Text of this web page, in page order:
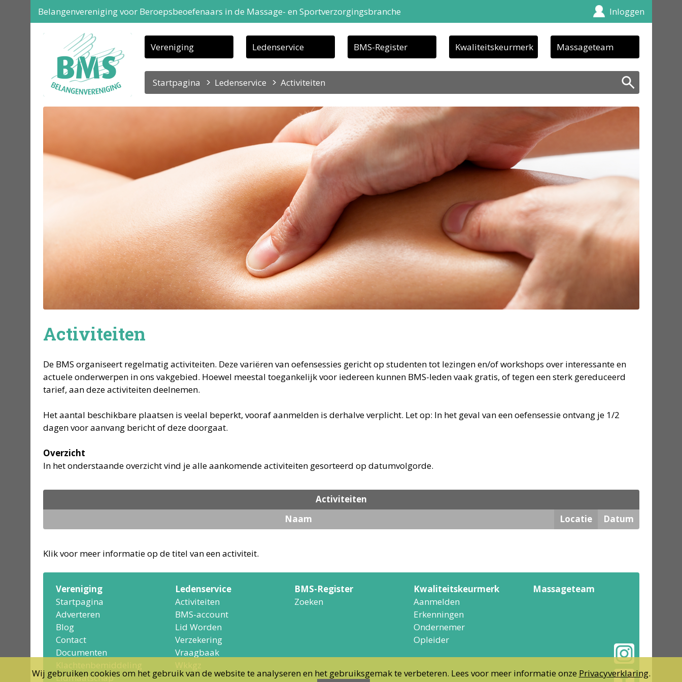
Belangenvereniging voor Beroepsbeoefenaars in de Massage- en Sportverzorgingsbranche Inloggen
Vereniging Ledenservice BMS-Register Kwaliteitskeurmerk Massageteam
Startpagina Ledenservice Activiteiten
Activiteiten
De BMS organiseert regelmatig activiteiten. Deze variëren van oefensessies gericht op studenten tot lezingen en/of workshops over interessante en
actuele onderwerpen in ons vakgebied. Hoewel meestal toegankelijk voor iedereen kunnen BMS-leden vaak gratis, of tegen een sterk gereduceerd
tarief, aan deze activiteiten deelnemen.
Het aantal beschikbare plaatsen is veelal beperkt, vooraf aanmelden is derhalve verplicht. Let op: In het geval van een oefensessie ontvang je 1/2
dagen voor aanvang bericht of deze doorgaat.
Overzicht
In het onderstaande overzicht vind je alle aankomende activiteiten gesorteerd op datumvolgorde.
Activiteiten
Naam
Locatie Datum
Klik voor meer informatie op de titel van een activiteit.
Vereniging
Startpagina
Adverteren
Blog
Contact
Documenten
Klachtenbemiddeling
Lidmaatschap
Ledenservice
Activiteiten
BMS-account
Lid Worden
Verzekering
Vraagbaak
Wkkgz
BMS-Register
Zoeken
Kwaliteitskeurmerk
Aanmelden
Erkenningen
Ondernemer
Opleider
Massageteam
Wij gebruiken cookies om het gebruik van de website te analyseren en het gebruiksgemak te verbeteren. Lees voor meer informatie onze Privacyverklaring.